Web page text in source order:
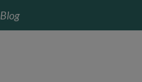
Blog